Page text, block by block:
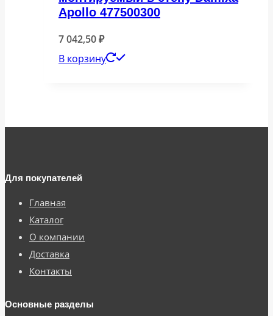
Apollo 477500300
7 042,50₽
В корзину
Для покупателей
Главная
Каталог
О компании
Доставка
Контакты
Основные разделы